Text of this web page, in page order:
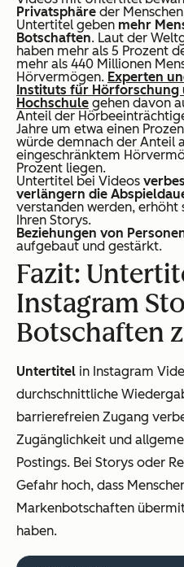
Privatsphäre der
Untertitel geben mehr
Botschaften. Laut der
haben mehr als 5 Prozent
mehr als 440 Millionen
Hörvermögen. Experten
Instituts für Hörforschung
Hochschule gehen davon
Anteil der
Jahre um etwa einen
würde demnach der Anteil
eingeschränktem
Prozent liegen.
Untertitel bei Videos
verlängern die
verstanden werden, erhöht
Ihren Storys.
Beziehungen von
aufgebaut und gestärkt.
Fazit:
Instagram
Botschaften
Untertitel in Instagram
durchschnittliche
barrierefreien Zugang
Zugänglichkeit und
Postings. Bei Storys oder
Gefahr hoch, dass
Markenbotschaften
haben.